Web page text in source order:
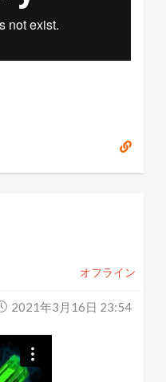
オフライン
2021年3月16日 23:54